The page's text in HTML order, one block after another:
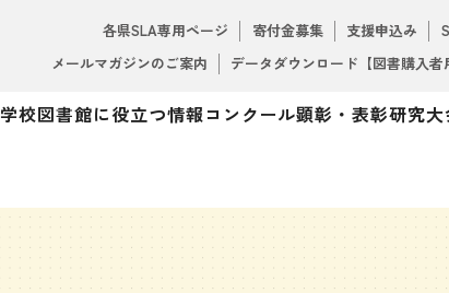
各県SLA専用ページ 寄付金募集 支援申込み
メールマガジンのご案内
データダウンロード【図書購入者
学校図書館に役立つ情報コンクール顕彰・表彰研究